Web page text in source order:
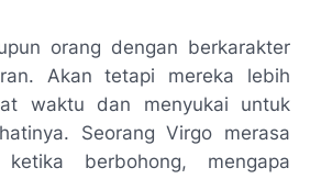
orang dengan berkarakter
Akan tetapi mereka lebih
waktu dan menyukai untuk
Seorang Virgo merasa
berbohong, mengapa